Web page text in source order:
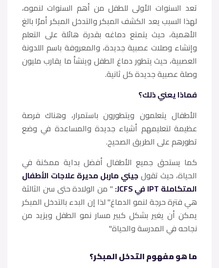
تعد السنوات الأولى للطفل من أهم السنوات لنموه،
لهذا السبب يعد الكشف المبكر والتدخل المبكر أمرًا بالغ
الأهمية، حيث يتمتع دماغه بقدرة هائلة على التعلم
وإنشاء وصلات عصبية جديدة، والمعروفة باسم اللدونة
العصبية، حيث يتطور دماغ الطفل وينشأ ما يقارب مليون
وصلة عصبية جديدة كل ثانية.
فماذا يعني ذلك؟
الأطفال يتعلمون ويتطورون باستمرار، وهناك فرصة
عظيمة لتعليمهم أشياء جديدة والمساعدة في وضع
تطورهم على الطريق الصحيح.
كما يستحق جميع الأطفال أفضل بداية ممكنة في
الحياة، حيث تقولجيني ماربل مديرة علاجات الأطفال
المتكاملة IPT في JCFS:
" من الولادة حتى سن الثالثة
هي فترة حرجة لنمو الدماغ" لذا إن البدء بالتدخل المبكر
يمكن أن يغير بشكل كبير مسار نمو الطفل ويزيد من
نجاحه في المدرسة والحياة"
ما هو مفهوم التدخل المبكر؟